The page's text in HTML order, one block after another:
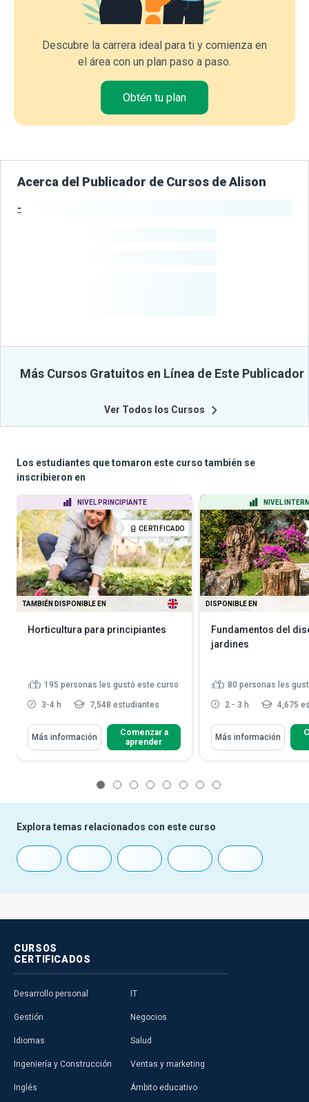
Descubre la carrera ideal para ti y comienza en
el área con un plan paso a paso.
Obtén tu plan
Acerca del Publicador de Cursos de Alison
-
Más Cursos Gratuitos en Línea de Este Publicador
Ver Todos los Cursos
Los estudiantes que tomaron este curso también se
inscribieron en
NIVEL PRINCIPIANTE
CERTIFICADO
TAMBIÉN DISPONIBLE EN
Horticultura para principiantes
195 personas les gustó este curso
3-4 h 7,548 estudiantes
Más información
Comenzar a
aprender
NIVEL
DISPONIBLE EN
Fundamentos del
jardines
80 personas les
2 - 3 h 4,675
Más información
Explora temas relacionados con este curso
CURSOS
CERTIFICADOS
Desarrollo personal
Gestión
Idiomas
Ingeniería y Construcción
Inglés
IT
Negocios
Salud
Ventas y marketing
Ámbito educativo